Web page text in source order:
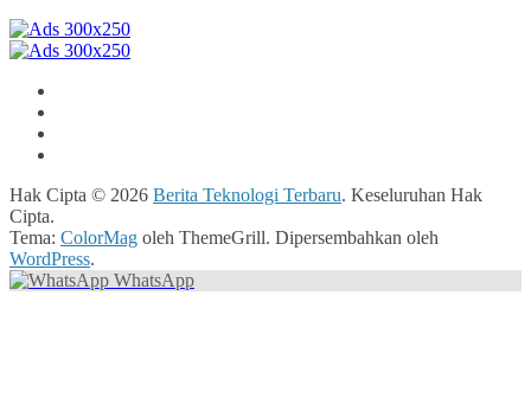
Hak Cipta © 2026 Berita Teknologi Terbaru. Keseluruhan Hak
Cipta.
Tema: ColorMag oleh ThemeGrill. Dipersembahkan oleh
WordPress.
WhatsApp